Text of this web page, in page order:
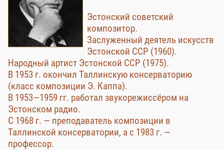
Эстонский советский
композитор.
Заслуженный деятель искусств
Эстонской ССР (1960).
Народный артист Эстонской ССР (1975).
В 1953 г. окончил Таллинскую консерваторию
(класс композиции Э. Каппа).
В 1953—1959 гг. работал звукорежиссёром на
Эстонском радио.
С 1968 г. — преподаватель композиции в
Таллинской консерватории, а с 1983 г. —
профессор.